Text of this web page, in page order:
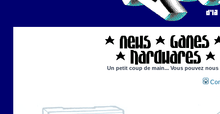
Un petit coup de main... Vous pouvez